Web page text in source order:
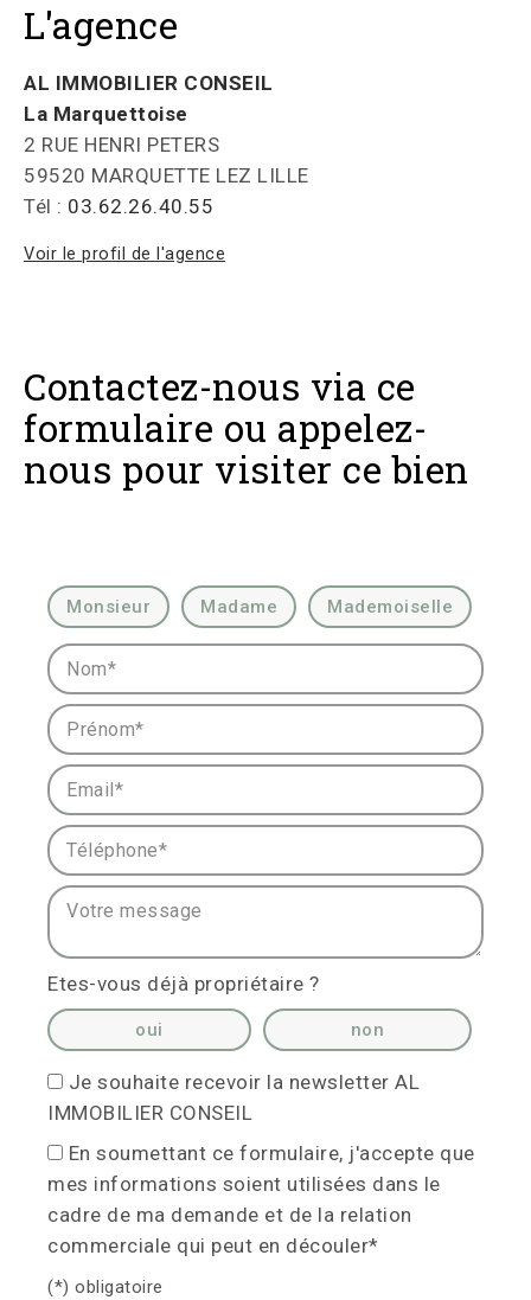
L'agence
AL IMMOBILIER CONSEIL
La Marquettoise
2 RUE HENRI PETERS
59520 MARQUETTE LEZ LILLE
Tél : 03.62.26.40.55
Voir le profil de l'agence
Contactez-nous via ce
formulaire ou appelez-
nous pour visiter ce bien
Civilité :
Monsieur Madame Mademoiselle
Nom* :
Prénom* :
Email* :
Téléphone* :
Votre message :
Etes-vous déjà propriétaire ?
oui non
Je souhaite recevoir la newsletter AL
IMMOBILIER CONSEIL
En soumettant ce formulaire, j'accepte que
mes informations soient utilisées dans le
cadre de ma demande et de la relation
commerciale qui peut en découler*
(*) obligatoire